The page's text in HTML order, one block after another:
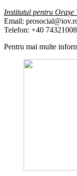
Institutul pentru Orașe
Email:
Telefon: +40
Pentru mai multe